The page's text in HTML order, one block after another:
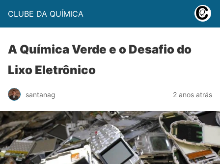
CLUBE DA QUÍMICA
A Química Verde e o Desafio do
Lixo Eletrônico
santanag 2 anos atrás